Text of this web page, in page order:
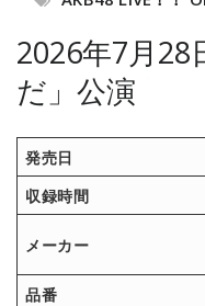
2026年7月28
だ」公演
発売日
収録時間
メーカー
品番